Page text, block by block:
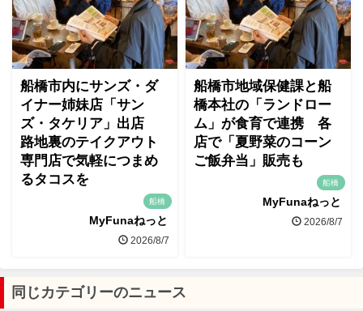
船橋市内にサンズ・ダ
イナー姉妹店「サン
ズ・タケリア」出店
路地裏のテイクアウト
専門店で気軽につまめ
るタコスを
船橋
MyFunaねっと
2026/8/7
船橋市地域保健課と船
橋本社の「ランドロー
ム」が食育で連携 各
店で「夏野菜のコーン
ご飯弁当」販売も
船橋
MyFunaねっと
2026/8/7
同じカテゴリーのニュース